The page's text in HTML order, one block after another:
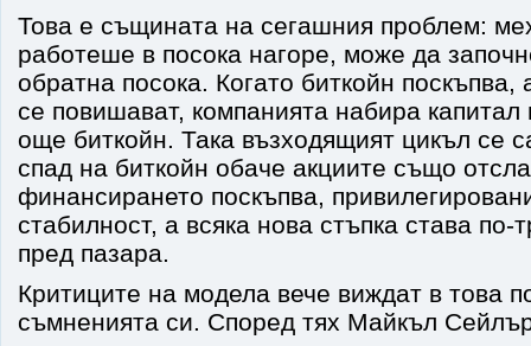
Това е същината на сегашния проблем:
работеше в посока нагоре, може да
обратна посока. Когато биткойн поскъпва,
се повишават, компанията набира капитал
още биткойн. Така възходящият цикъл се
спад на биткойн обаче акциите също
финансирането поскъпва,
стабилност, а всяка нова стъпка става по-
пред пазара.
Критиците на модела вече виждат в това
съмненията си. Според тях Майкъл